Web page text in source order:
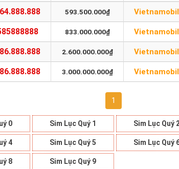
593.500.000₫
833.000.000₫
2.600.000.000₫
3.000.000.000₫
1
0 Sim Lục Quý 1 Sim Lục Quý
4 Sim Lục Quý 5 Sim Lục Quý
8 Sim Lục Quý 9